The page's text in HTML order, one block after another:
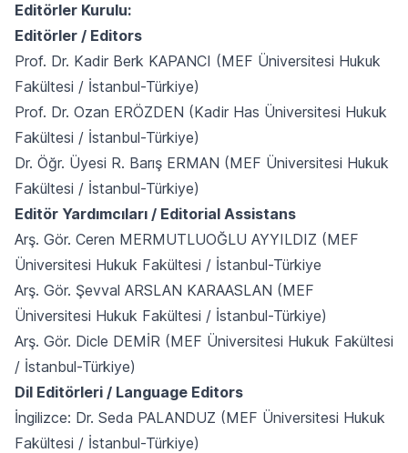
Editörler Kurulu:
Editörler / Editors
Prof. Dr. Kadir Berk KAPANCI (MEF Üniversitesi Hukuk
Fakültesi / İstanbul-Türkiye)
Prof. Dr. Ozan ERÖZDEN (Kadir Has Üniversitesi Hukuk
Fakültesi / İstanbul-Türkiye)
Dr. Öğr. Üyesi R. Barış ERMAN (MEF Üniversitesi Hukuk
Fakültesi / İstanbul-Türkiye)
Editör Yardımcıları / Editorial Assistans
Arş. Gör. Ceren MERMUTLUOĞLU AYYILDIZ (MEF
Üniversitesi Hukuk Fakültesi / İstanbul-Türkiye
​Arş. Gör. Şevval ARSLAN KARAASLAN (MEF
Üniversitesi Hukuk Fakültesi / İstanbul-Türkiye)​
Arş. Gör. Dicle DEMİR (MEF Üniversitesi Hukuk Fakültesi
/ İstanbul-Türkiye)
Dil Editörleri / Language Editors
İngilizce: Dr. Seda PALANDUZ (MEF Üniversitesi Hukuk
Fakültesi / İstanbul-Türkiye)